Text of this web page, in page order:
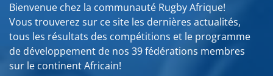
Bienvenue chez la communauté Rugby Afrique!
Vous trouverez sur ce site les dernières actualités,
tous les résultats des compétitions et le programme
de développement de nos 39 fédérations membres
sur le continent Africain!